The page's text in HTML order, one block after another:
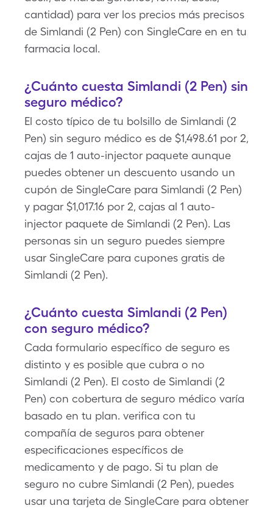
cantidad) para ver los precios más precisos
de Simlandi (2 Pen) con SingleCare en en tu
farmacia local.
¿Cuánto cuesta Simlandi (2 Pen) sin
seguro médico?
El costo típico de tu bolsillo de Simlandi (2
Pen) sin seguro médico es de $1,498.61 por 2,
cajas de 1 auto-injector paquete aunque
puedes obtener un descuento usando un
cupón de SingleCare para Simlandi (2 Pen)
y pagar $1,017.16 por 2, cajas al 1 auto-
injector paquete de Simlandi (2 Pen). Las
personas sin un seguro puedes siempre
usar SingleCare para cupones gratis de
Simlandi (2 Pen).
¿Cuánto cuesta Simlandi (2 Pen)
con seguro médico?
Cada formulario específico de seguro es
distinto y es posible que cubra o no
Simlandi (2 Pen). El costo de Simlandi (2
Pen) con cobertura de seguro médico varía
basado en tu plan. verifica con tu
compañía de seguros para obtener
especificaciones específicos de
medicamento y de pago. Si tu plan de
seguro no cubre Simlandi (2 Pen), puedes
usar una tarjeta de SingleCare para obtener